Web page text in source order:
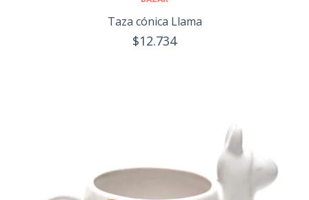
Taza cónica Llama
$12.734